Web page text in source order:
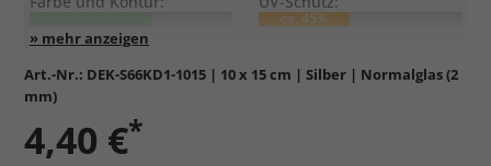
ca. 45%
Entspiegelung:
Standardglas
Formstabil, preiswert, witterungs- und hitzebeständig
sowiekratzfest.
Art.-Nr.: DEK-S66KD1-1015 | 10 x 15 cm | Silber | Normalglas (2
mm)
4,40 €*